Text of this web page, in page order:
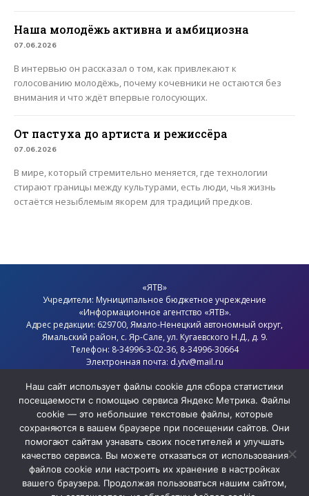
Наша молодёжь активна и амбициозна
07.06.2026
В интервью он рассказал о том, как привлекают к
голосованию молодёжь, почему кочевники не остаются без
внимания и что ждёт впервые голосующих.
От пастуха до артиста и режиссёра
07.06.2026
В мире, который стремительно меняется, где технологии
стирают границы между культурами, есть люди, чья жизнь
остаётся незыблемым якорем для традиций предков.
«ЯТВ»
Учредители: Муниципальное бюджетное учреждение
«Информационное агентство «ЯТВ».
Адрес редакции: 629700, Ямало-Ненецкий автономный округ,
Ямальский район, с. Яр-Сале, ул. Кугаевского Н.Д., д. 9.
Телефон: 8-34996-3-02-36, 8-34996-30664
Электронная почта: d.ytv@mail.ru
Политика конфиденциальности
Наш сайт использует файлы cookie для сбора статистики
посещаемости с помощью сервиса Яндекс Метрика. Файлы
cookie — это небольшие текстовые файлы, которые
сохраняются в вашем браузере при посещении сайтов. Они
помогают сайтам узнавать своих посетителей и улучшать
качество сервиса. Вы можете отказаться от использования
файлов cookie или настроить их хранение в настройках
вашего браузера. Продолжая пользоваться нашим сайтом,